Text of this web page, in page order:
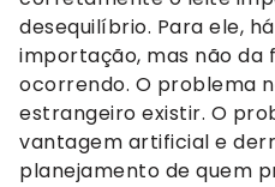
desequilíbrio. Para ele,
importação, mas não da
ocorrendo. O problema
estrangeiro existir. O
vantagem artificial e
planejamento de quem